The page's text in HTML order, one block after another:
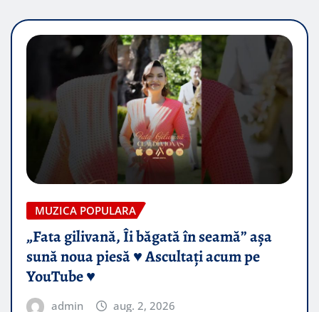
MUZICA POPULARA
„Fata gilivană, Îi băgată în seamă” așa
sună noua piesă ♥️ Ascultați acum pe
YouTube ♥️
admin aug. 2, 2026